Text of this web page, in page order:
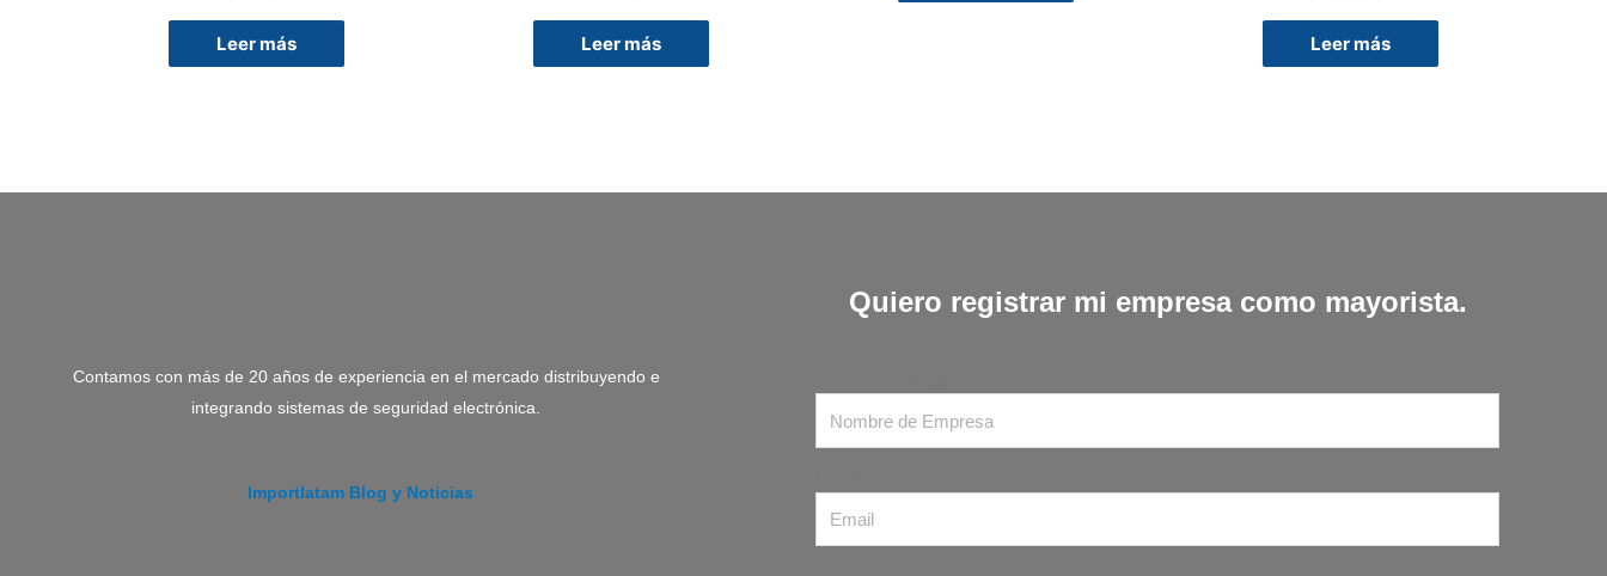
Leer más Leer más Leer más
Contamos con más de 20 años de experiencia en el mercado distribuyendo e
integrando sistemas de seguridad electrónica.
Importlatam Blog y Noticias
Quiero registrar mi empresa como mayorista.